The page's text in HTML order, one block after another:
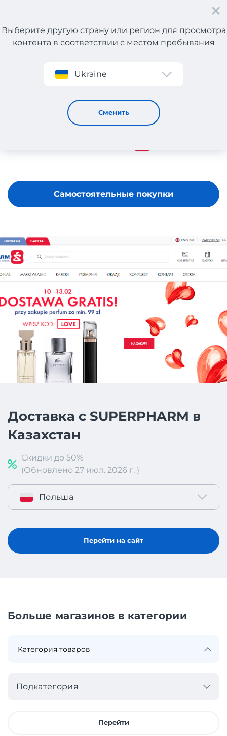
Регистрация
Выберите другую страну или регион для просмотра
контента в соответствии с местом пребывания
Ukraine
Сменить
SUPERPHARM
Самостоятельные покупки
Доставка с SUPERPHARM в
Казахстан
Скидки до 50%
(Обновлено 27 июл. 2026 г. )
Польша
Перейти на сайт
Больше магазинов в категории
Подкатегория
Перейти